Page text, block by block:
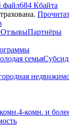
файл684 Кбайта
ОтзывыПартнёры
семья
4-комн. и